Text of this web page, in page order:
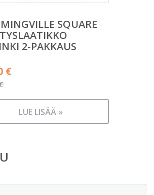
SQUARE
2-PAKKAUS
€
LUE LISÄÄ »